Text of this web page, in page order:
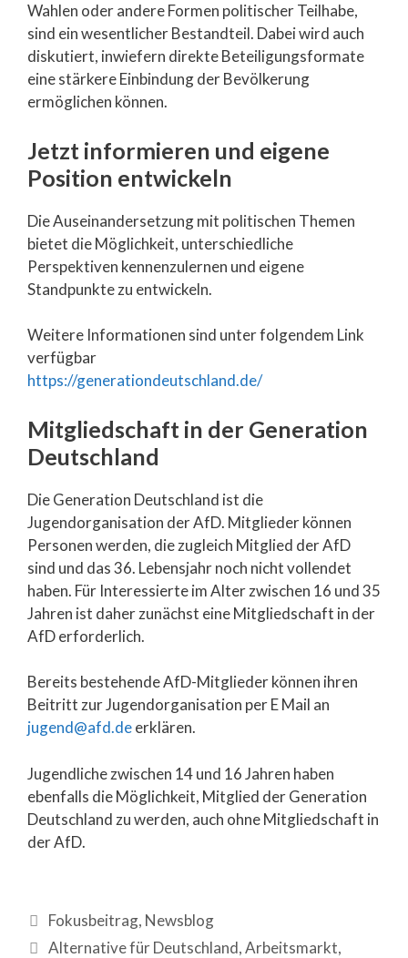
Wahlen oder andere Formen politischer Teilhabe,
sind ein wesentlicher Bestandteil. Dabei wird auch
diskutiert, inwiefern direkte Beteiligungsformate
eine stärkere Einbindung der Bevölkerung
ermöglichen können.
Jetzt informieren und eigene
Position entwickeln
Die Auseinandersetzung mit politischen Themen
bietet die Möglichkeit, unterschiedliche
Perspektiven kennenzulernen und eigene
Standpunkte zu entwickeln.
Weitere Informationen sind unter folgendem Link
verfügbar
https://generationdeutschland.de/
Mitgliedschaft in der Generation
Deutschland
Die Generation Deutschland ist die
Jugendorganisation der AfD. Mitglieder können
Personen werden, die zugleich Mitglied der AfD
sind und das 36. Lebensjahr noch nicht vollendet
haben. Für Interessierte im Alter zwischen 16 und 35
Jahren ist daher zunächst eine Mitgliedschaft in der
AfD erforderlich.
Bereits bestehende AfD-Mitglieder können ihren
Beitritt zur Jugendorganisation per E Mail an
jugend@afd.deerklären.
Jugendliche zwischen 14 und 16 Jahren haben
ebenfalls die Möglichkeit, Mitglied der Generation
Deutschland zu werden, auch ohne Mitgliedschaft in
der AfD.
Fokusbeitrag, Newsblog
Alternative für Deutschland,Arbeitsmarkt,